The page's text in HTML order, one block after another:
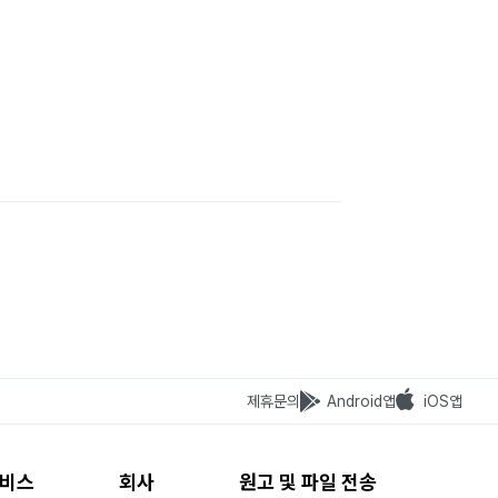
제휴문의 Android앱 iOS앱
스 회사 원고 및 파일 전송